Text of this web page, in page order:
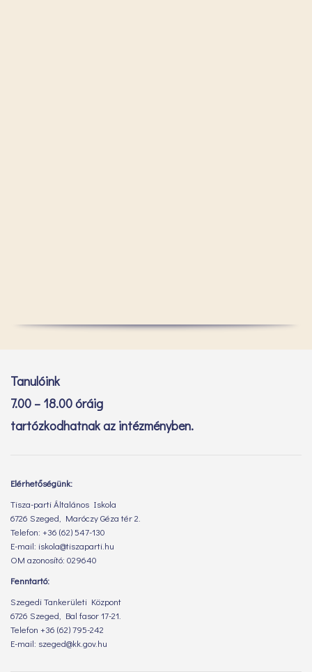
Tanulóink
7.00 – 18.00 óráig
tartózkodhatnak az intézményben.
Elérhetőségünk:
Tisza-parti Általános Iskola
6726 Szeged, Maróczy Géza tér 2.
Telefon: +36 (62) 547-130
E-mail: iskola@tiszaparti.hu
OM azonosító: 029640
Fenntartó:
Szegedi Tankerületi Központ
6726 Szeged, Bal fasor 17-21.
Telefon +36 (62) 795-242
E-mail: szeged@kk.gov.hu